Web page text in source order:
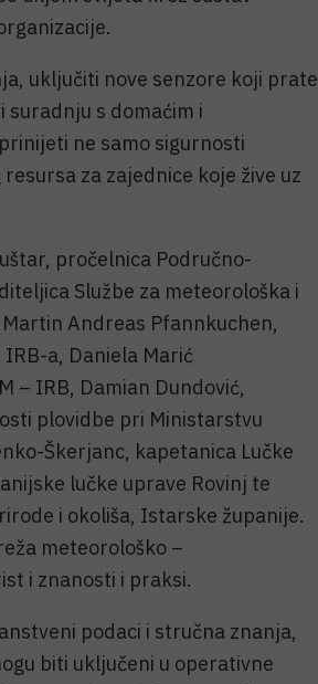
uključiti nove senzore koji prate
suradnju s domaćim i
ne samo sigurnosti
za zajednice koje žive uz
pročelnica Područno-
Službe za meteorološka i
Andreas Pfannkuchen,
a, Daniela Marić
– IRB, Damian Dundović,
plovidbe pri Ministarstvu
Škerjanc, kapetanica Lučke
lučke uprave Rovinj te
i okoliša, Istarske županije.
meteorološko –
i znanosti i praksi.
podaci i stručna znanja,
biti uključeni u operativne